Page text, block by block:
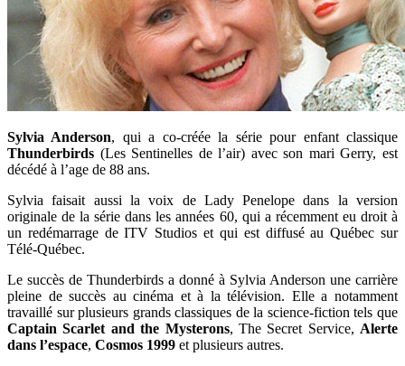
Sylvia Anderson, qui a co-créée la série pour enfant classique
Thunderbirds (Les Sentinelles de l’air) avec son mari Gerry, est
décédé à l’age de 88 ans.
Sylvia faisait aussi la voix de Lady Penelope dans la version
originale de la série dans les années 60, qui a récemment eu droit à
un redémarrage de ITV Studios et qui est diffusé au Québec sur
Télé-Québec.
Le succès de Thunderbirds a donné à Sylvia Anderson une carrière
pleine de succès au cinéma et à la télévision. Elle a notamment
travaillé sur plusieurs grands classiques de la science-fiction tels que
Captain Scarlet and the Mysterons, The Secret Service, Alerte
dans l’espace, Cosmos 1999 et plusieurs autres.